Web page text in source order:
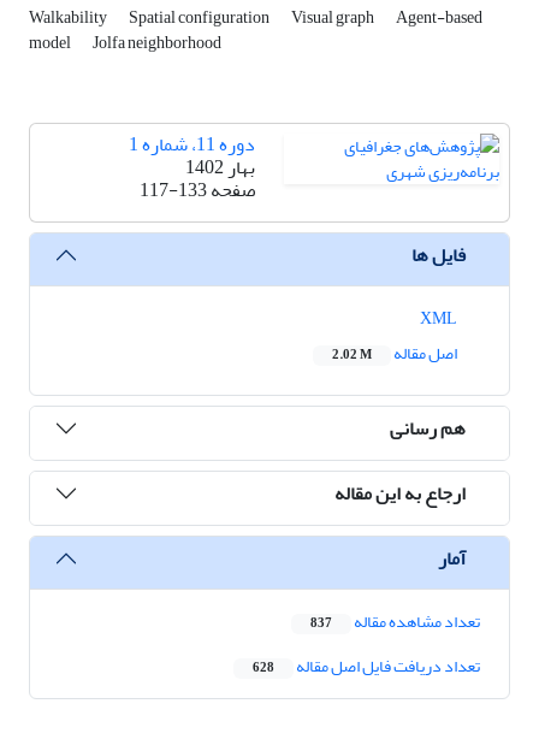
Walkability Spatial configuration Visual graph Agent-based
model Jolfa neighborhood
دوره 11، شماره 1
بهار 1402
صفحه117-133
فایل ها
اصل مقاله
2.02 M
هم رسانی
ارجاع به این مقاله
آمار
تعداد مشاهده مقاله 837
تعداد دریافت فایل اصل مقاله 628